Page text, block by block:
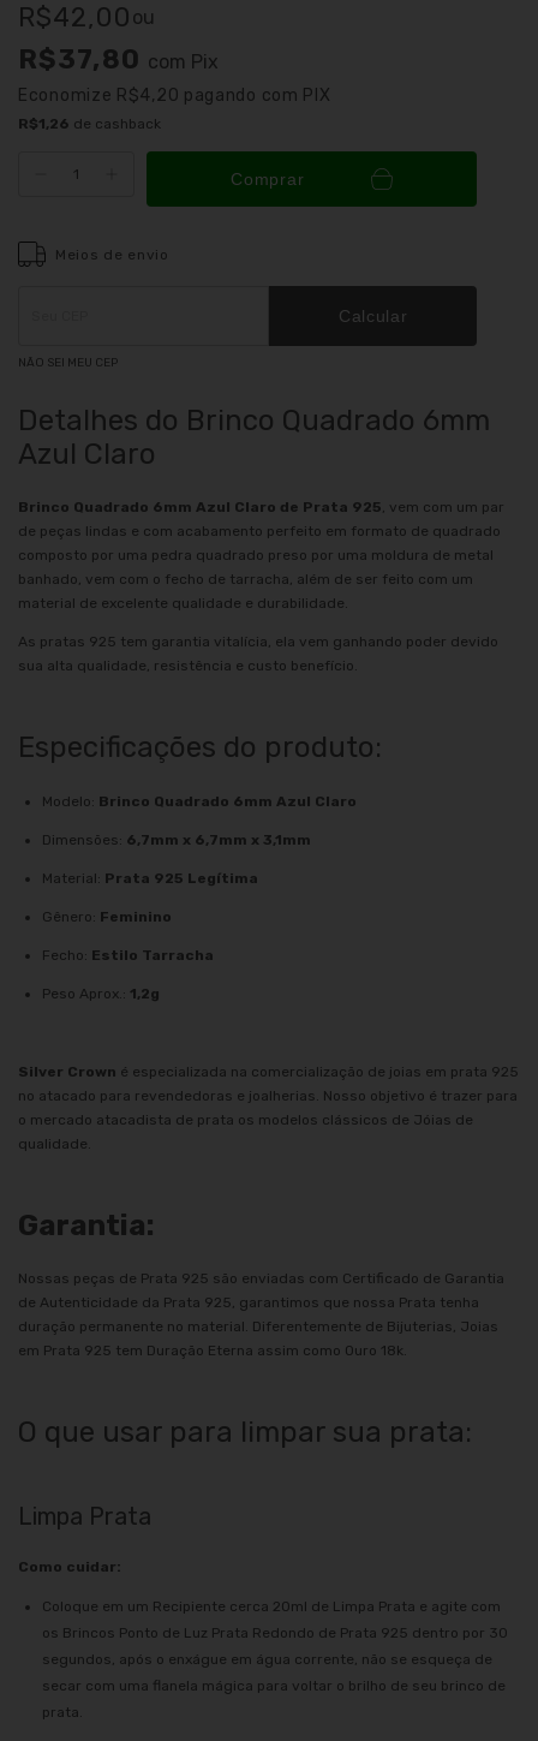
R$42,00 ou
R$37,80 com Pix
Economize R$4,20 pagando com PIX
R$1,26 de cashback
Comprar
Meios de envio
ALTERAR CEP
Calcular
NÃO SEI MEU CEP
Detalhes do Brinco Quadrado 6mm
Azul Claro
Brinco Quadrado 6mm Azul Claro de Prata 925, vem com um par
de peças lindas e com acabamento perfeito em formato de quadrado
composto por uma pedra quadrado preso por uma moldura de metal
banhado, vem com o fecho de tarracha, além de ser feito com um
material de excelente qualidade e durabilidade.
As pratas 925 tem garantia vitalícia, ela vem ganhando poder devido
sua alta qualidade, resistência e custo benefício.
Especificações do produto:
Modelo: Brinco Quadrado 6mm Azul Claro
Dimensões: 6,7mm x 6,7mm x 3,1mm
Material: Prata 925 Legítima
Gênero: Feminino
Fecho: Estilo Tarracha
Peso Aprox.: 1,2g
Silver Crown é especializada na comercialização de joias em prata 925
no atacado para revendedoras e joalherias. Nosso objetivo é trazer para
o mercado atacadista de prata os modelos clássicos de Jóias de
qualidade.
Garantia:
Nossas peças de Prata 925 são enviadas com Certificado de Garantia
de Autenticidade da Prata 925, garantimos que nossa Prata tenha
duração permanente no material. Diferentemente de Bijuterias, Joias
em Prata 925 tem Duração Eterna assim como Ouro 18k.
O que usar para limpar sua prata:
Limpa Prata
Como cuidar:
Coloque em um Recipiente cerca 20ml de Limpa Prata e agite com
os Brincos Ponto de Luz Prata Redondo de Prata 925 dentro por 30
segundos, após o enxágue em água corrente, não se esqueça de
secar com uma flanela mágica para voltar o brilho de seu brinco de
prata.